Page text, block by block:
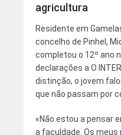
agricultura
Residente em
concelho de Pinhel,
completou o 12º ano
declarações a O
distinção, o jovem
que não passam por
«Não estou a pensar
a faculdade. Os